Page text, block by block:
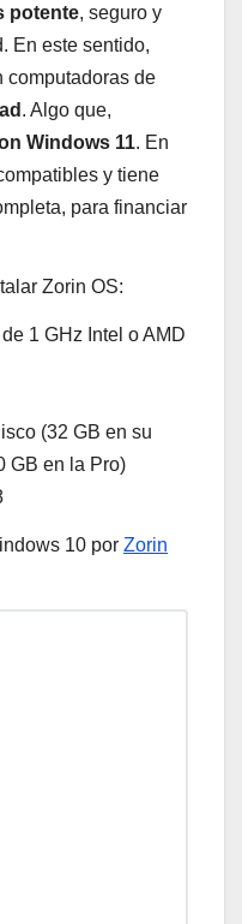
potente, seguro y
En este sentido,
computadoras de
. Algo que,
Windows 11. En
y tiene
para financiar
Zorin OS:
1 GHz Intel o AMD
(32 GB en su
GB en la Pro)
10 por Zorin